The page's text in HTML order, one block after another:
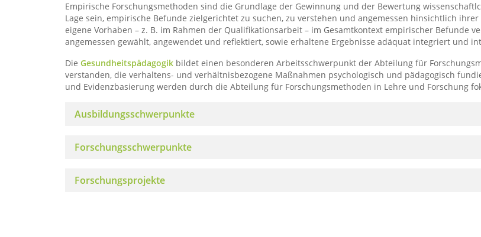
Empirische Forschungsmethoden sind die Grundlage der Gewinnung und der Bewertung
Lage sein, empirische Befunde zielgerichtet zu suchen, zu verstehen und angemessen hinsichtlich
eigene Vorhaben – z. B. im Rahmen der Qualifikationsarbeit – im Gesamtkontext empirischer Befunde
angemessen gewählt, angewendet und reflektiert, sowie erhaltene Ergebnisse adäquat integriert und
Die Gesundheitspädagogik bildet einen besonderen Arbeitsschwerpunkt der Abteilung für
verstanden, die verhaltens- und verhältnisbezogene Maßnahmen psychologisch und pädagogisch
und Evidenzbasierung werden durch die Abteilung für Forschungsmethoden in Lehre und Forschung
Ausbildungsschwerpunkte
Forschungsschwerpunkte
Forschungsprojekte